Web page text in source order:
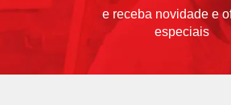
e receba novidade e
especiais